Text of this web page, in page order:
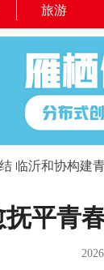
旅游
临沂和协构建
平青